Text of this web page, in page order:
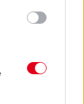
komolyra - 27